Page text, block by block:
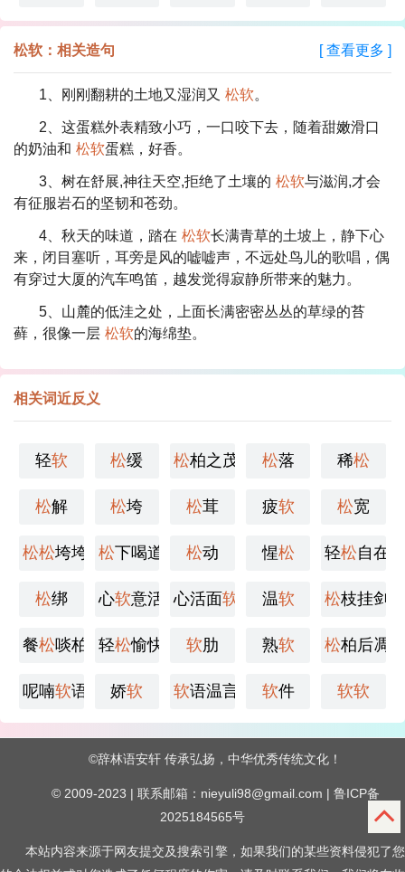
松软：相关造句 [ 查看更多 ]
1、刚刚翻耕的土地又湿润又 松软。
2、这蛋糕外表精致小巧，一口咬下去，随着甜嫩滑口
的奶油和 松软蛋糕，好香。
3、树在舒展,神往天空,拒绝了土壤的 松软与滋润,才会
有征服岩石的坚韧和苍劲。
4、秋天的味道，踏在 松软长满青草的土坡上，静下心
来，闭目塞听，耳旁是风的嘘嘘声，不远处鸟儿的歌唱，偶
有穿过大厦的汽车鸣笛，越发觉得寂静所带来的魅力。
5、山麓的低洼之处，上面长满密密丛丛的草绿的苔
藓，很像一层 松软的海绵垫。
相关词近反义
轻软 松缓 松柏之茂 松落 稀松
松解 松垮 松茸 疲软 松宽
松松垮垮 松下喝道 松动 惺松 轻松自在
松绑 心软意活 心活面软 温软 松枝挂剑
餐松啖柏 轻松愉快 软肋 熟软 松柏后凋
呢喃软语 娇软 软语温言 软件 软软
©辞林语安轩 传承弘扬，中华优秀传统文化！
© 2009-2023 | 联系邮箱：nieyuli98@gmail.com | 鲁ICP备
2025184565号
本站内容来源于网友提交及搜索引擎，如果我们的某些资料侵犯了您